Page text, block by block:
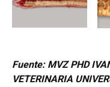
Fuente: MVZ PHD
VETERINARIA